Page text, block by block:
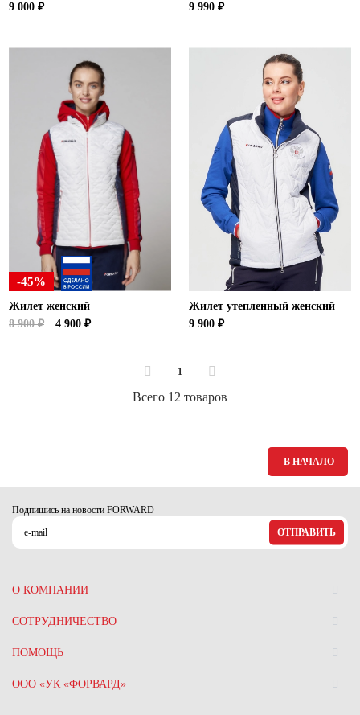
9 000 ₽
9 990 ₽
-45%
Жилет женский
8 900 ₽
4 900 ₽
Жилет утепленный женский
9 900 ₽
1
Всего 12 товаров
В НАЧАЛО
Подпишись на новости FORWARD
ОТПРАВИТЬ
О КОМПАНИИ
СОТРУДНИЧЕСТВО
ПОМОЩЬ
ООО «УК «ФОРВАРД»